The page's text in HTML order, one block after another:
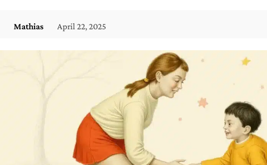
Mathias April 22, 2025